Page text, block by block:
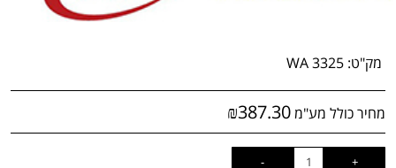
מק"ט: WA 3325
מחיר כולל מע"מ ₪387.30